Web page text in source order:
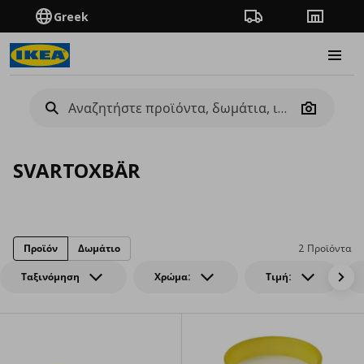
Greek Πορεία παραγγελίας
Camera
SVARTOXBÄR
Ταξινόμηση Χρώμα: Τιμή:
2 Προϊόντα
Προϊόν Δωμάτιο